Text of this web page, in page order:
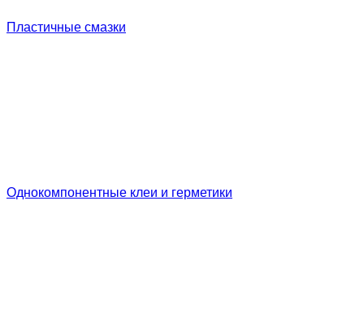
Пластичные смазки
Однокомпонентные клеи и герметики